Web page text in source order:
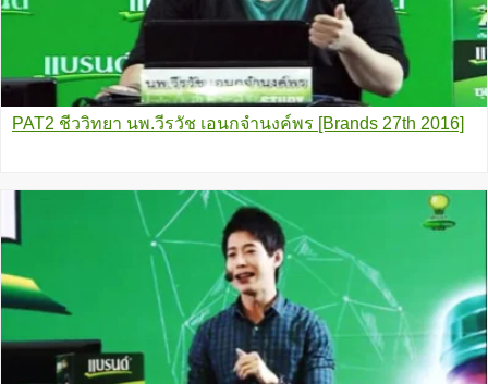
PAT2 ชีววิทยา นพ.วีรวัช เอนกจำนงค์พร [Brands 27th 2016]